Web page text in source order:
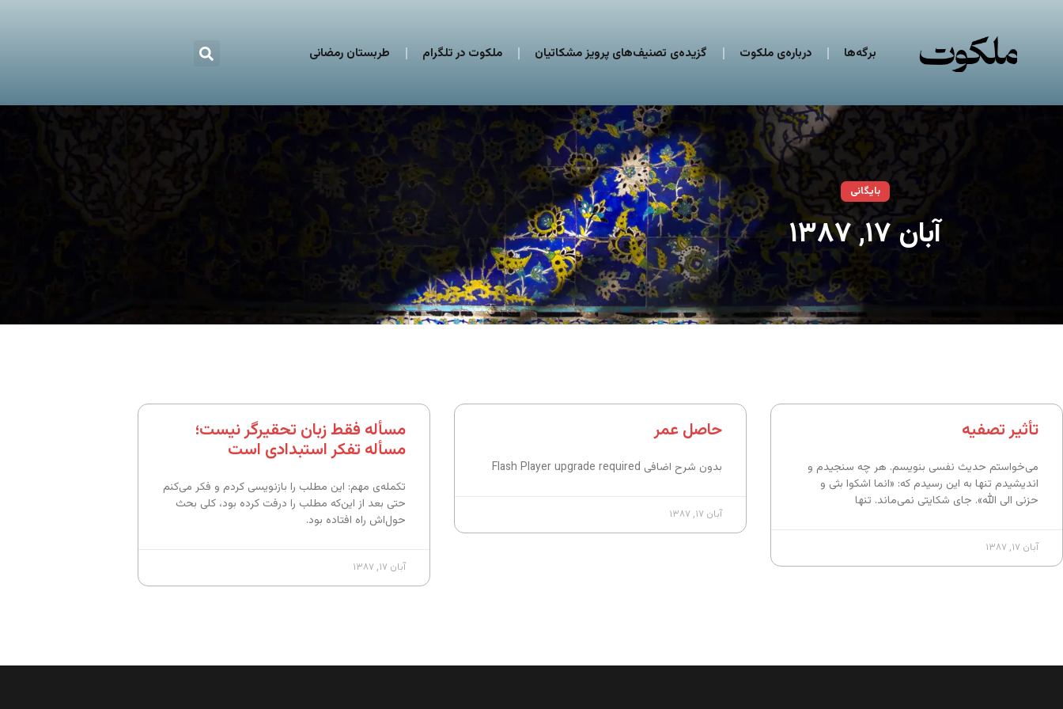
برگه‌ها درباره‌ی ملکوت گزیده‌ی تصنیف‌های پرویز مشکاتیان ملکوت در تلگرام طربستان رمضانی
بایگانی
آبان ۱۷, ۱۳۸۷
تأثیر تصفیه
می‌خواستم حدیث نفسی بنویسم. هر چه سنجیدم و
اندیشیدم تنها به این رسیدم که: «انما اشکوا بثی و
حزنی الی الله». جای شکایتی نمی‌ماند. تنها
آبان ۱۷, ۱۳۸۷
حاصل عمر
بدون شرح اضافی Flash Player upgrade required
آبان ۱۷, ۱۳۸۷
مسأله فقط زبان تحقیرگر نیست؛
مسأله تفکر استبدادی است
تکمله‌ی مهم: این مطلب را بازنویسی کردم و فکر می‌کنم
حتی بعد از این‌که مطلب را درفت کرده بود، کلی بحث
حول‌اش راه افتاده بود.
آبان ۱۷, ۱۳۸۷